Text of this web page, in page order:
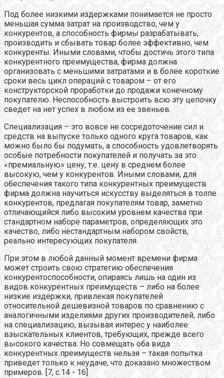
Под более низкими издержками понимается не просто
меньшая сумма затрат на производство, чем у
конкурентов, а способность фирмы разрабатывать,
производить и сбывать товар более эффективно, чем
конкуренты. Иными словами, чтобы достичь этого типа
конкурентного преимущества, фирма должна
организовать с меньшими затратами и в более короткие
сроки весь цикл операций с товаром – от его
конструкторской проработки до продажи конечному
покупателю. Неспособность выстроить всю эту цепочку
сведет на нет успех в любом из ее звеньев.
Специализация – это вовсе не сосредоточение сил и
средств на выпуске только одного круга товаров, как
можно было бы подумать, а способность удовлетворять
особые потребности покупателей и получать за это
«премиальную» цену, т.е. цену в среднем более
высокую, чем у конкурентов. Иными словами, для
обеспечения такого типа конкурентных преимуществ
фирма должна научиться искусству выделяться в толпе
конкурентов, предлагая покупателям товар, заметно
отличающийся либо высоким уровнем качества при
стандартном наборе параметров, определяющих это
качество, либо нестандартным набором свойств,
реально интересующих покупателя.
При этом в любой данный момент времени фирма
может строить свою стратегию обеспечения
конкурентоспособности, опираясь лишь на один из
видов конкурентных преимуществ – либо на более
низкие издержки, привлекая покупателей
относительной дешевизной товаров по сравнению с
аналогичными изделиями других производителей, либо
на специализацию, вызывая интерес у наиболее
взыскательных клиентов, требующих, прежде всего
высокого качества. Но совмещать оба вида
конкурентных преимуществ нельзя – такая попытка
приведет только к неудаче, что доказано множеством
примеров. [7, с.14 - 16]